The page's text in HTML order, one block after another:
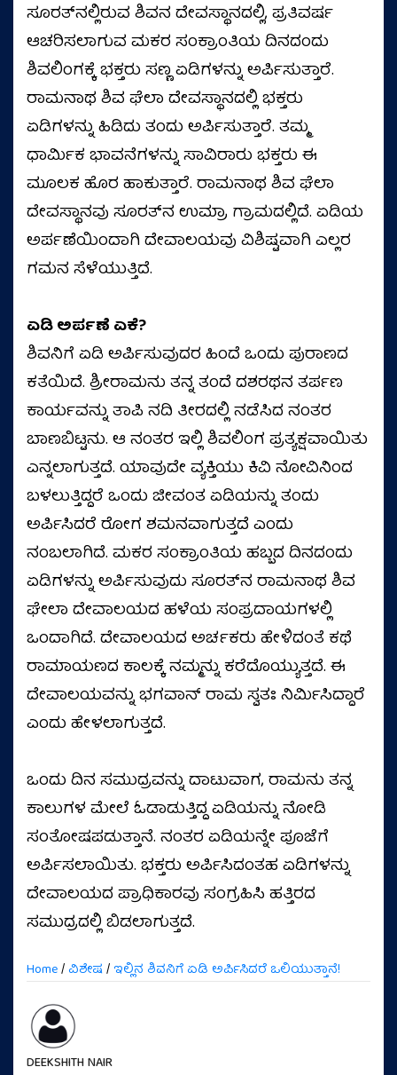
ಸೂರತ್‌ನಲ್ಲಿರುವ ಶಿವನ ದೇವಸ್ಥಾನದಲ್ಲಿ, ಪ್ರತಿವರ್ಷ
ಆಚರಿಸಲಾಗುವ ಮಕರ ಸಂಕ್ರಾಂತಿಯ ದಿನದಂದು
ಶಿವಲಿಂಗಕ್ಕೆ ಭಕ್ತರು ಸಣ್ಣ ಏಡಿಗಳನ್ನು ಅರ್ಪಿಸುತ್ತಾರೆ.
ರಾಮನಾಥ ಶಿವ ಘೆಲಾ ದೇವಸ್ಥಾನದಲ್ಲಿ ಭಕ್ತರು
ಏಡಿಗಳನ್ನು ಹಿಡಿದು ತಂದು ಅರ್ಪಿಸುತ್ತಾರೆ. ತಮ್ಮ
ಧಾರ್ಮಿಕ ಭಾವನೆಗಳನ್ನು ಸಾವಿರಾರು ಭಕ್ತರು ಈ
ಮೂಲಕ ಹೊರ ಹಾಕುತ್ತಾರೆ. ರಾಮನಾಥ ಶಿವ ಘೆಲಾ
ದೇವಸ್ಥಾನವು ಸೂರತ್‌ನ ಉಮ್ರಾ ಗ್ರಾಮದಲ್ಲಿದೆ. ಏಡಿಯ
ಅರ್ಪಣೆಯಿಂದಾಗಿ ದೇವಾಲಯವು ವಿಶಿಷ್ಟವಾಗಿ ಎಲ್ಲರ
ಗಮನ ಸೆಳೆಯುತ್ತಿದೆ.
ಏಡಿ ಅರ್ಪಣೆ ಏಕೆ?
ಶಿವನಿಗೆ ಏಡಿ ಅರ್ಪಿಸುವುದರ ಹಿಂದೆ ಒಂದು ಪುರಾಣದ
ಕತೆಯಿದೆ. ಶ್ರೀರಾಮನು ತನ್ನ ತಂದೆ ದಶರಥನ ತರ್ಪಣ
ಕಾರ್ಯವನ್ನು ತಾಪಿ ನದಿ ತೀರದಲ್ಲಿ ನಡೆಸಿದ ನಂತರ
ಬಾಣಬಿಟ್ಟನು. ಆ ನಂತರ ಇಲ್ಲಿ ಶಿವಲಿಂಗ ಪ್ರತ್ಯಕ್ಷವಾಯಿತು
ಎನ್ನಲಾಗುತ್ತದೆ. ಯಾವುದೇ ವ್ಯಕ್ತಿಯು ಕಿವಿ ನೋವಿನಿಂದ
ಬಳಲುತ್ತಿದ್ದರೆ ಒಂದು ಜೀವಂತ ಏಡಿಯನ್ನು ತಂದು
ಅರ್ಪಿಸಿದರೆ ರೋಗ ಶಮನವಾಗುತ್ತದೆ ಎಂದು
ನಂಬಲಾಗಿದೆ. ಮಕರ ಸಂಕ್ರಾಂತಿಯ ಹಬ್ಬದ ದಿನದಂದು
ಏಡಿಗಳನ್ನು ಅರ್ಪಿಸುವುದು ಸೂರತ್‌ನ ರಾಮನಾಥ ಶಿವ
ಘೇಲಾ ದೇವಾಲಯದ ಹಳೆಯ ಸಂಪ್ರದಾಯಗಳಲ್ಲಿ
ಒಂದಾಗಿದೆ. ದೇವಾಲಯದ ಅರ್ಚಕರು ಹೇಳಿದಂತೆ ಕಥೆ
ರಾಮಾಯಣದ ಕಾಲಕ್ಕೆ ನಮ್ಮನ್ನು ಕರೆದೊಯ್ಯುತ್ತದೆ. ಈ
ದೇವಾಲಯವನ್ನು ಭಗವಾನ್ ರಾಮ ಸ್ವತಃ ನಿರ್ಮಿಸಿದ್ದಾರೆ
ಎಂದು ಹೇಳಲಾಗುತ್ತದೆ.
ಒಂದು ದಿನ ಸಮುದ್ರವನ್ನು ದಾಟುವಾಗ, ರಾಮನು ತನ್ನ
ಕಾಲುಗಳ ಮೇಲೆ ಓಡಾಡುತ್ತಿದ್ದ ಏಡಿಯನ್ನು ನೋಡಿ
ಸಂತೋಷಪಡುತ್ತಾನೆ. ನಂತರ ಏಡಿಯನ್ನೇ ಪೂಜೆಗೆ
ಅರ್ಪಿಸಲಾಯಿತು. ಭಕ್ತರು ಅರ್ಪಿಸಿದಂತಹ ಏಡಿಗಳನ್ನು
ದೇವಾಲಯದ ಪ್ರಾಧಿಕಾರವು ಸಂಗ್ರಹಿಸಿ ಹತ್ತಿರದ
ಸಮುದ್ರದಲ್ಲಿ ಬಿಡಲಾಗುತ್ತದೆ.
Home/ ವಿಶೇಷ/ ಇಲ್ಲಿನ ಶಿವನಿಗೆ ಏಡಿ ಅರ್ಪಿಸಿದರೆ ಒಲಿಯುತ್ತಾನೆ!
DEEKSHITH NAIR